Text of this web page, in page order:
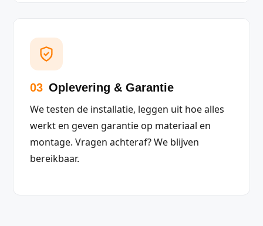
03 Oplevering & Garantie
We testen de installatie, leggen uit hoe alles
werkt en geven garantie op materiaal en
montage. Vragen achteraf? We blijven
bereikbaar.